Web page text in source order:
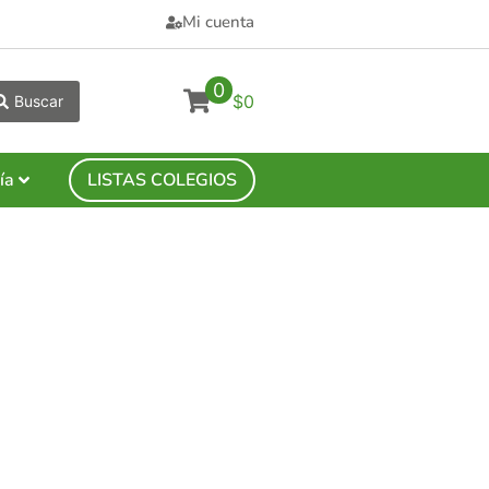
Mi cuenta
Buscar 0 $0
LISTAS COLEGIOS